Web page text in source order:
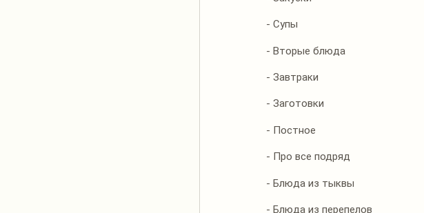
- Супы
- Вторые блюда
- Завтраки
- Заготовки
- Постное
- Про все подряд
- Блюда из тыквы
- Блюда из перепелов